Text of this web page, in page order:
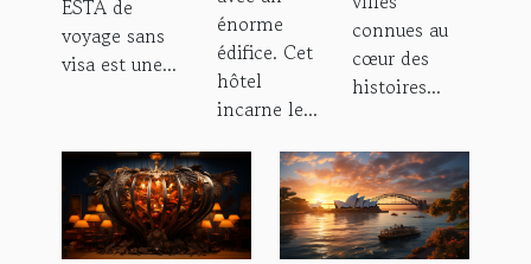
ESTA de
voyage sans
visa est une...
énorme
édifice. Cet
hôtel
incarne le...
connues au
cœur des
histoires...